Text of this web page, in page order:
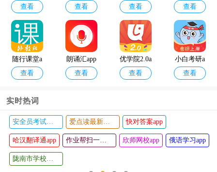
d最新版
查看
校安全教
育平台app
查看
查看
线app
查看
随行课堂a
pp
查看
朗诵汇app
查看
优学院2.0a
pp
查看
小白考研a
pp(原名研
查看
墨客书法
字典app
查看
百姓法治
宝典app
查看
实时热词
安全员考试宝典app 爱点读最新版本 快对答案app
哈汉翻译通app 作业帮扫一扫答题软件 欣师网校app 俄语学习app
陇南市学校安全教育平台app